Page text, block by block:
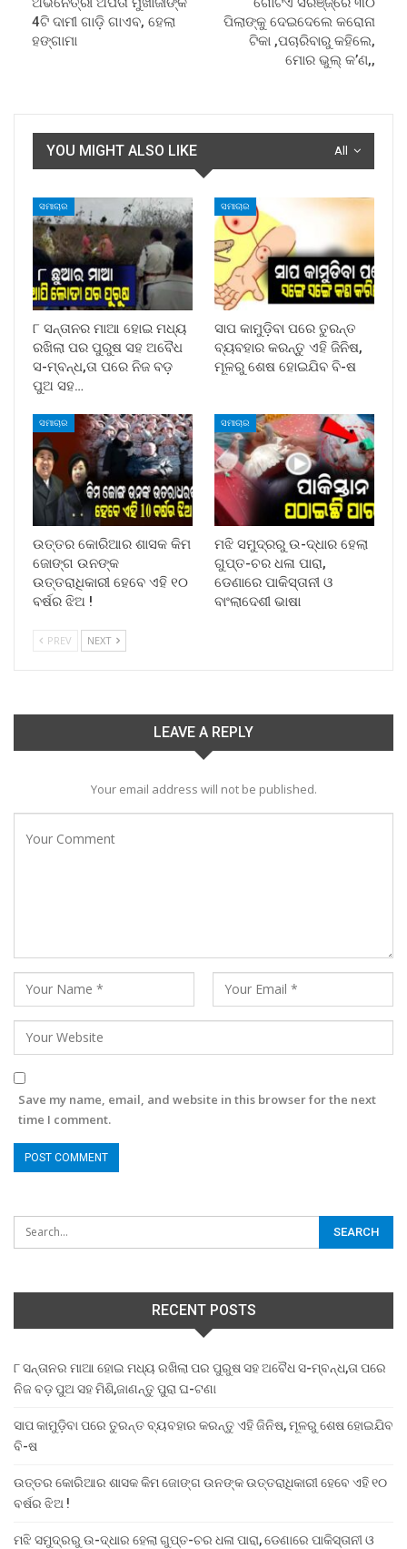
4ଟି ଦାମୀ ଗାଡ଼ି ଗାଏବ, ହେଲା
ହଙ୍ଗାମା
ପିଲାଙ୍କୁ ଦେଇଦେଲେ କରୋନା
ଟିକା ,ପଚାରିବାରୁ କହିଲେ,
ମୋର ଭୁଲ୍‌ କ’ଣ,,
All
YOU MIGHT ALSO LIKE
ସମାଚାର
୮ ସନ୍ତାନର ମାଆ ହୋଇ ମଧ୍ୟ
ରଖିଲା ପର ପୁରୁଷ ସହ ଅବୈଧ
ସ-ମ୍ବନ୍ଧ,ତା ପରେ ନିଜ ବଡ଼
ପୁଅ ସହ…
ସମାଚାର
ସାପ କାମୁଡ଼ିବା ପରେ ତୁରନ୍ତ
ବ୍ୟବହାର କରନ୍ତୁ ଏହି ଜିନିଷ,
ମୂଳରୁ ଶେଷ ହୋଇଯିବ ବି-ଷ
ସମାଚାର
ଉତ୍ତର କୋରିଆର ଶାସକ କିମ
ଜୋଙ୍ଗ ଉନଙ୍କ
ଉତ୍ତରାଧିକାରୀ ହେବେ ଏହି ୧୦
ବର୍ଷର ଝିଅ !
ସମାଚାର
ମଝି ସମୁଦ୍ରରୁ ଉ-ଦ୍ଧାର ହେଲା
ଗୁପ୍ତ-ଚର ଧଳା ପାରା,
ଡେଣାରେ ପାକିସ୍ତାନୀ ଓ
ବାଂଲାଦେଶୀ ଭାଷା
PREV NEXT
LEAVE A REPLY
Your email address will not be published.
Save my name, email, and website in this browser for the next
time I comment.
RECENT POSTS
୮ ସନ୍ତାନର ମାଆ ହୋଇ ମଧ୍ୟ ରଖିଲା ପର ପୁରୁଷ ସହ ଅବୈଧ ସ-ମ୍ବନ୍ଧ,ତା ପରେ
ନିଜ ବଡ଼ ପୁଅ ସହ ମିଶି,ଜାଣନ୍ତୁ ପୁରା ଘ-ଟଣା
ସାପ କାମୁଡ଼ିବା ପରେ ତୁରନ୍ତ ବ୍ୟବହାର କରନ୍ତୁ ଏହି ଜିନିଷ, ମୂଳରୁ ଶେଷ ହୋଇଯିବ
ବି-ଷ
ଉତ୍ତର କୋରିଆର ଶାସକ କିମ ଜୋଙ୍ଗ ଉନଙ୍କ ଉତ୍ତରାଧିକାରୀ ହେବେ ଏହି ୧୦
ବର୍ଷର ଝିଅ !
ମଝି ସମୁଦ୍ରରୁ ଉ-ଦ୍ଧାର ହେଲା ଗୁପ୍ତ-ଚର ଧଳା ପାରା, ଡେଣାରେ ପାକିସ୍ତାନୀ ଓ